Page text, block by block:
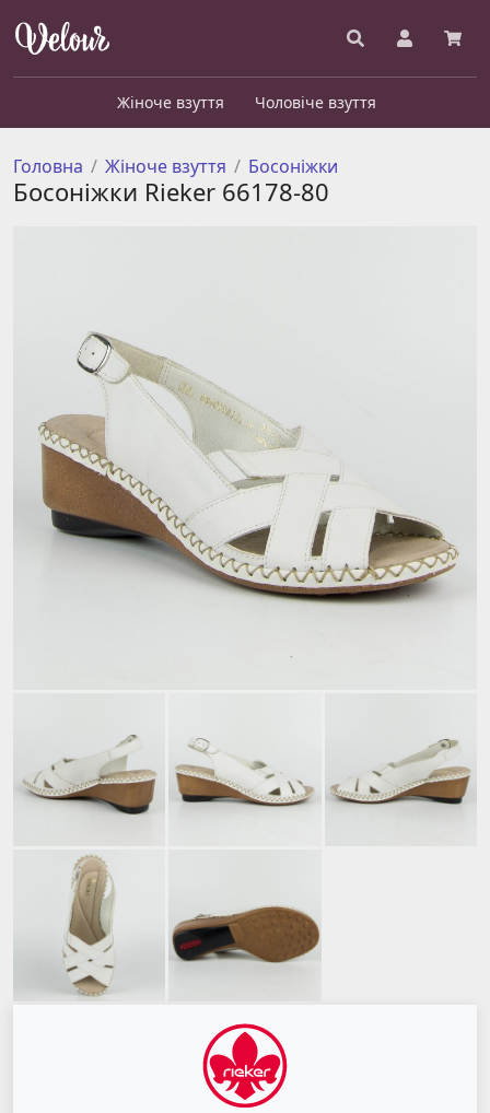
Жіноче взуття Чоловіче взуття
Головна Жіноче взуття Босоніжки
Босоніжки Rieker 66178-80